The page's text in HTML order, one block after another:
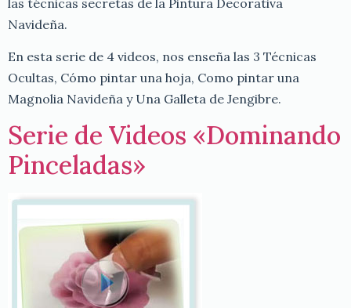
Navideña.
En esta serie de 4 videos, nos enseña las 3 Técnicas
Ocultas, Cómo pintar una hoja, Como pintar una
Magnolia Navideña y Una Galleta de Jengibre.
Serie de Videos «Dominando
Pinceladas»